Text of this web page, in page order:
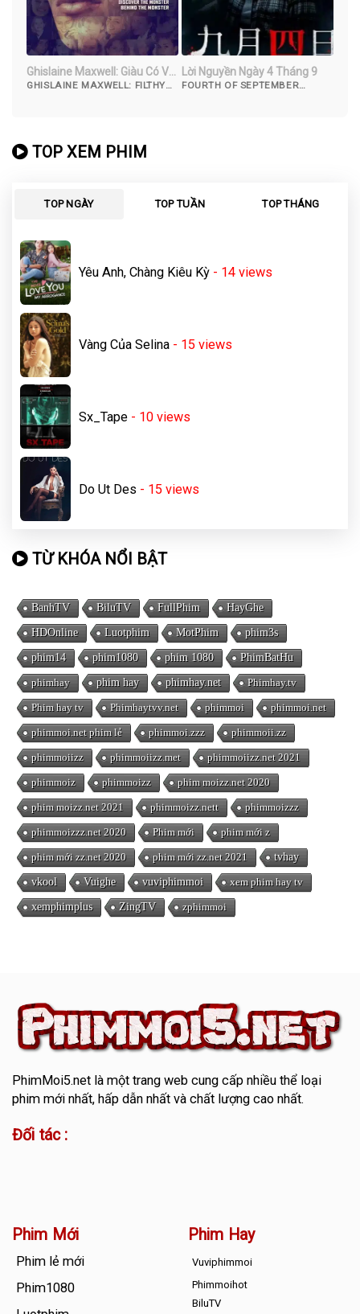
Ghislaine Maxwell: Giàu Có Và
Đồi Bại
GHISLAINE MAXWELL: FILTHY
Lời Nguyền Ngày 4 Tháng 9
FOURTH OF SEPTEMBER
TOP XEM PHIM
TOP NGÀY TOP TUẦN TOP THÁNG
Yêu Anh, Chàng Kiêu Kỳ - 14views
Vàng Của Selina - 15views
Sx_Tape - 10views
Do Ut Des - 15views
TỪ KHÓA NỔI BẬT
BanhTV BiluTV FullPhim HayGhe
HDOnline Luotphim MotPhim phim3s
phim14 phim1080 phim 1080 PhimBatHu
phimhay phim hay phimhay.net Phimhay.tv
Phim hay tv Phimhaytvv.net phimmoi phimmoi.net
phimmoi.net phim lẻ phimmoi.zzz phimmoii.zz
phimmoiizz phimmoiizz.met phimmoiizz.net 2021
phimmoiz phimmoizz phim moizz.net 2020
phim moizz.net 2021 phimmoizz.nett phimmoizzz
phimmoizzz.net 2020 Phim mới phim mới z
phim mới zz.net 2020 phim mới zz.net 2021 tvhay
vkool Vuighe vuviphimmoi xem phim hay tv
xemphimplus ZingTV zphimmoi
PhimMoi5.netlà một trang web cung cấp nhiều thể loại
phim mới nhất, hấp dẫn nhất và chất lượng cao nhất.
Đối tác :
Phim Mới
Phim lẻ mới
Phim1080
Phim Hay
Vuviphimmoi
Phimmoihot
BiluTV